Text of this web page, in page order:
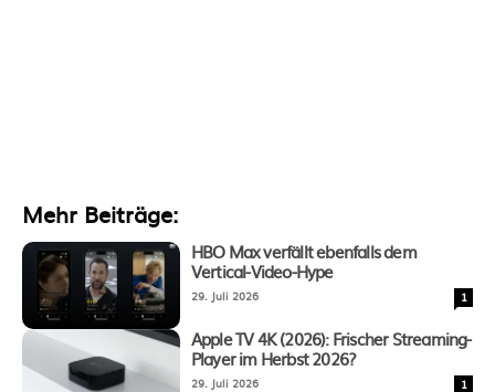
Mehr Beiträge:
HBO Max verfällt ebenfalls dem
Vertical-Video-Hype
29. Juli 2026 1
Apple TV 4K (2026): Frischer Streaming-
Player im Herbst 2026?
29. Juli 2026 1